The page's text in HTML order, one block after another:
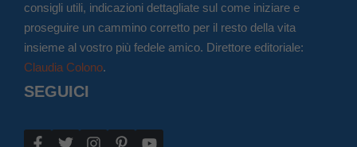
consigli utili, indicazioni dettagliate sul come iniziare e
proseguire un cammino corretto per il resto della vita
insieme al vostro più fedele amico. Direttore editoriale:
Claudia Colono.
SEGUICI